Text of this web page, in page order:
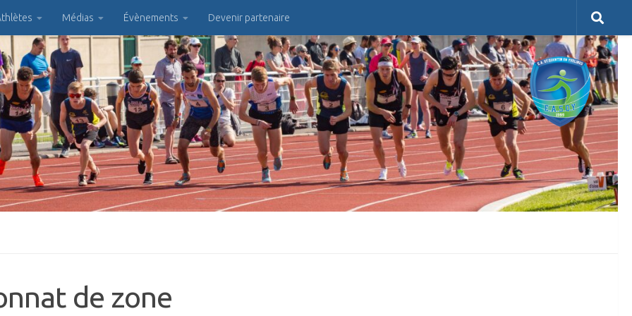
Médias Évènements Devenir partenaire
de zone